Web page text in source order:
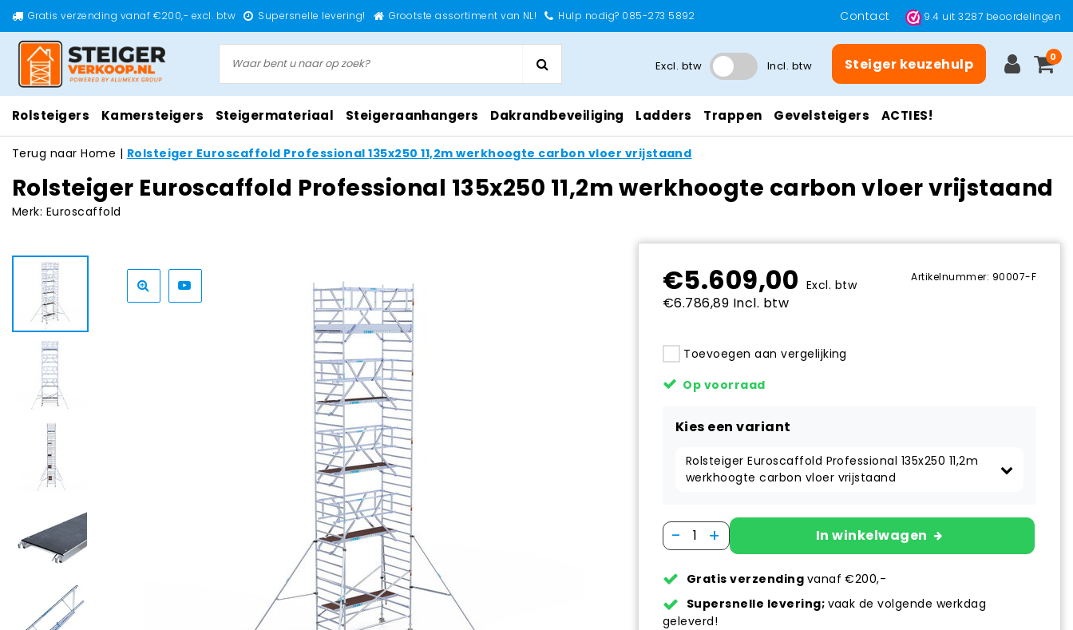
Gratis verzending vanaf €200,- excl. btw Supersnelle levering! Grootste assortiment van NL! Hulp nodig? 085-273 5892 Contact 9.4 uit3287 beoordelingen
Excl. btw Incl. btw Steiger keuzehulp 0
Rolsteigers Kamersteigers Steigermateriaal Steigeraanhangers Dakrandbeveiliging Ladders Trappen Gevelsteigers ACTIES!
Terug naar Home | Rolsteiger Euroscaffold Professional 135x250 11,2m werkhoogte carbon vloer vrijstaand
Rolsteiger Euroscaffold Professional 135x250 11,2m werkhoogte carbon vloer vrijstaand
Merk: Euroscaffold
€5.609,00 Excl. btw
€6.786,89 Incl. btw
Artikelnummer: 90007-F
Toevoegen aan vergelijking
Op voorraad
Kies een variant
Rolsteiger Euroscaffold Professional 135x250 11,2m
werkhoogte carbon vloer vrijstaand
- + In winkelwagen
Gratis verzending vanaf €200,-
Supersnelle levering; vaak de volgende werkdag
geleverd!